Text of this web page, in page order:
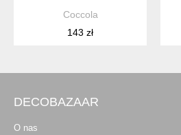
Coccola
143 zł
DECOBAZAAR
O nas